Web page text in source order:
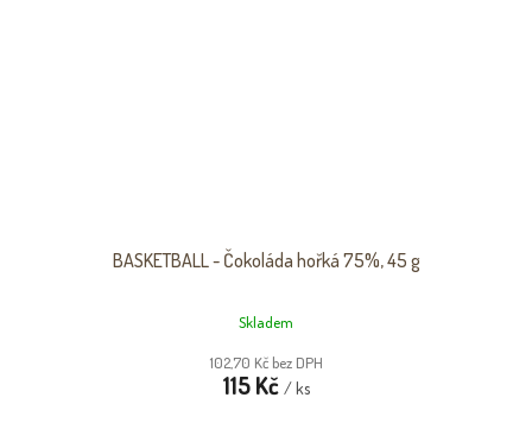
BASKETBALL - Čokoláda hořká 75%, 45 g
Skladem
102,70 Kč bez DPH
115 Kč / ks